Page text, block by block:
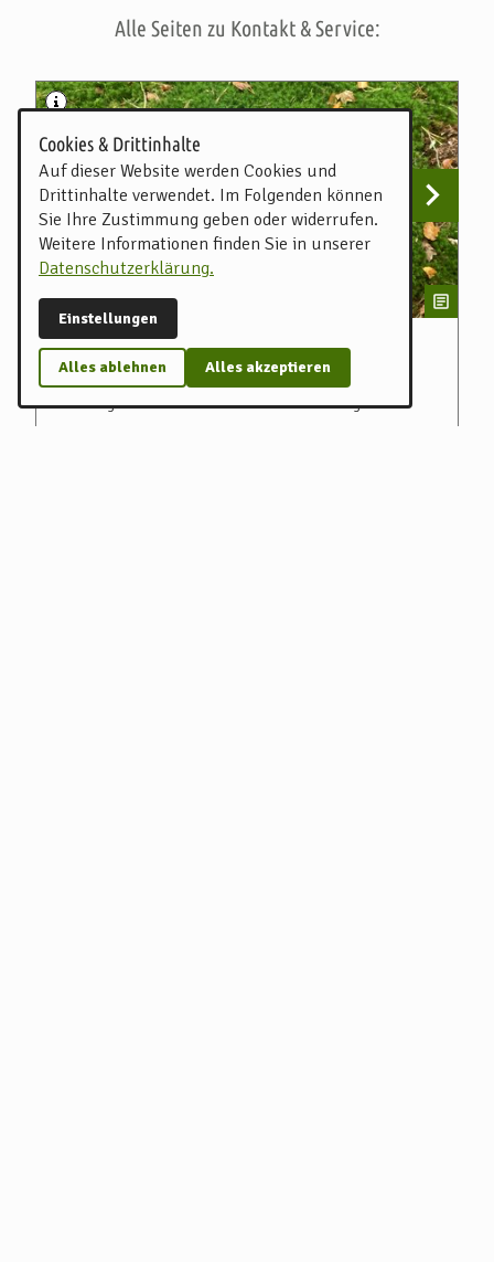
Alle Seiten zu Kontakt & Service:
App für unterwegs
Unsere schlanke progressive Web App ist der perfekte
Reisebegleiter für die Urlaubs- und Freizeitregion
Cookies & Drittinhalte
Auf dieser Website werden Cookies und
Drittinhalte verwendet. Im Folgenden können
Sie Ihre Zustimmung geben oder widerrufen.
Weitere Informationen finden Sie in unserer
Datenschutzerklärung.
Einstellungen
Alles ablehnen Alles akzeptieren